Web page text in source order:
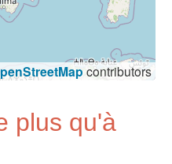
contributors
plus qu'à